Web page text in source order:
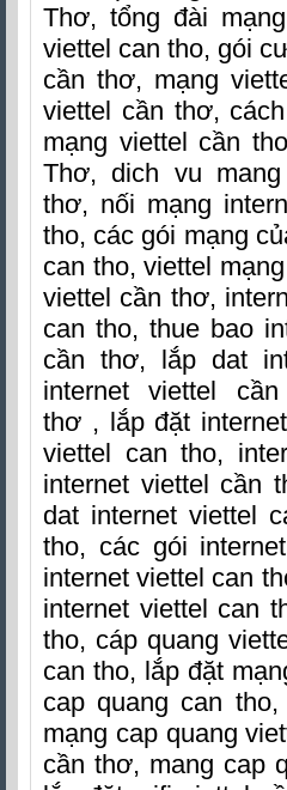
Thơ, tổng đài
viettel can tho, gói
cần thơ, mạng
viettel cần thơ,
mạng viettel cần
Thơ, dich vu
thơ, nối mạng
tho, các gói mạng
can tho, viettel
viettel cần thơ,
can tho, thue bao
cần thơ, lắp dat
internet viettel
thơ , lắp đặt
viettel can tho,
internet viettel cần
dat internet viettel
tho, các gói
internet viettel can
internet viettel can
tho, cáp quang
can tho, lắp đặt
cap quang can
mạng cap quang
cần thơ, mang cap